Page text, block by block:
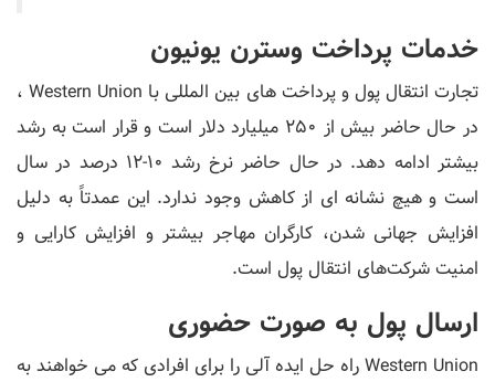
خدمات پرداخت وسترن یونیون
تجارت انتقال پول و پرداخت های بین المللی با Western Union ،
در حال حاضر بیش از 250 میلیارد دلار است و قرار است به رشد
بیشتر ادامه دهد. در حال حاضر نرخ رشد 10-12 درصد در سال
است و هیچ نشانه ای از کاهش وجود ندارد. این عمدتاً به دلیل
افزایش جهانی شدن، کارگران مهاجر بیشتر و افزایش کارایی و
امنیت شرکت‌های انتقال پول است.
ارسال پول به صورت حضوری
Western Union راه حل ایده آلی را برای افرادی که می خواهند به